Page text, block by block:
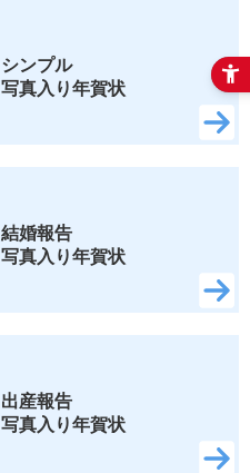
シンプル
写真入り年賀状
結婚報告
写真入り年賀状
出産報告
写真入り年賀状